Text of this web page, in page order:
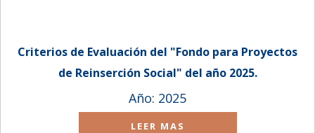
Criterios de Evaluación del "Fondo para Proyectos
de Reinserción Social" del año 2025.
Año: 2025
LEER MAS